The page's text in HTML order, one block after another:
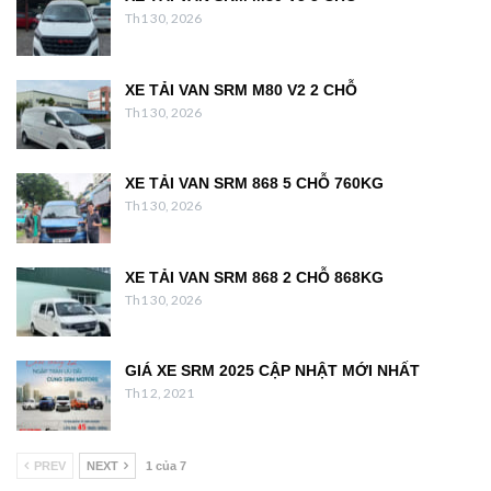
Th1 30, 2026
XE TẢI VAN SRM M80 V2 2 CHỖ
Th1 30, 2026
XE TẢI VAN SRM 868 5 CHỖ 760KG
Th1 30, 2026
XE TẢI VAN SRM 868 2 CHỖ 868KG
Th1 30, 2026
GIÁ XE SRM 2025 CẬP NHẬT MỚI NHẤT
Th1 2, 2021
PREV NEXT 1 của 7